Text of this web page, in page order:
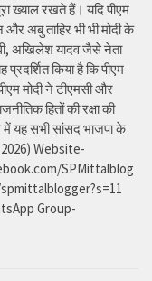
ख्याल रखते हैं। यदि पीएम
और अबु ताहिर भी भी मोदी के
अखिलेश यादव जैसे नेता
किया है कि पीएम
मोदी ने टीएमसी और
हितों की रक्षा की
में यह सभी सांसद भाजपा के
2026) Website-
SPMittalblog
Group-